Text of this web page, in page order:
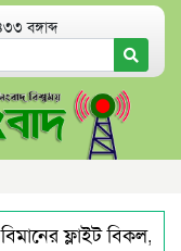
বঙ্গাব্দ
ফ্লাইট বিকল,